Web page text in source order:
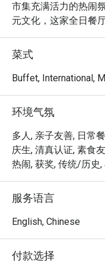
市集充满活力的热闹
元文化，这家全日餐
空气中弥漫着香料的
们在此精心打造一场
带，您可以尽情探索
选择丰富的生猛海鲜
无论是快食晚餐，还
您回味无穷：
真正的魅力在于现场
身手，从滋滋作响的
完美呈现。琳琅满目
是一种互动式的用餐
精髓，又兼具顶级酒
对，这里都是您的绝
菜式
Buffet, International,
环境气氛
多人, 亲子友善, 日常
庆生, 清真认证, 素食
热闹, 获奖, 传统/历史,
服务语言
English, Chinese
付款选择